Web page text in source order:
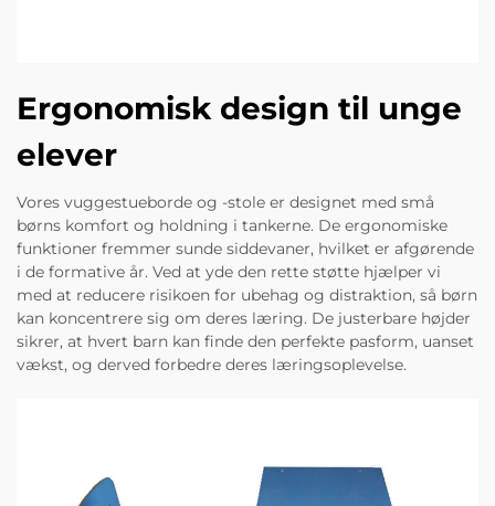
Ergonomisk design til unge
elever
Vores vuggestueborde og -stole er designet med små
børns komfort og holdning i tankerne. De ergonomiske
funktioner fremmer sunde siddevaner, hvilket er afgørende
i de formative år. Ved at yde den rette støtte hjælper vi
med at reducere risikoen for ubehag og distraktion, så børn
kan koncentrere sig om deres læring. De justerbare højder
sikrer, at hvert barn kan finde den perfekte pasform, uanset
vækst, og derved forbedre deres læringsoplevelse.